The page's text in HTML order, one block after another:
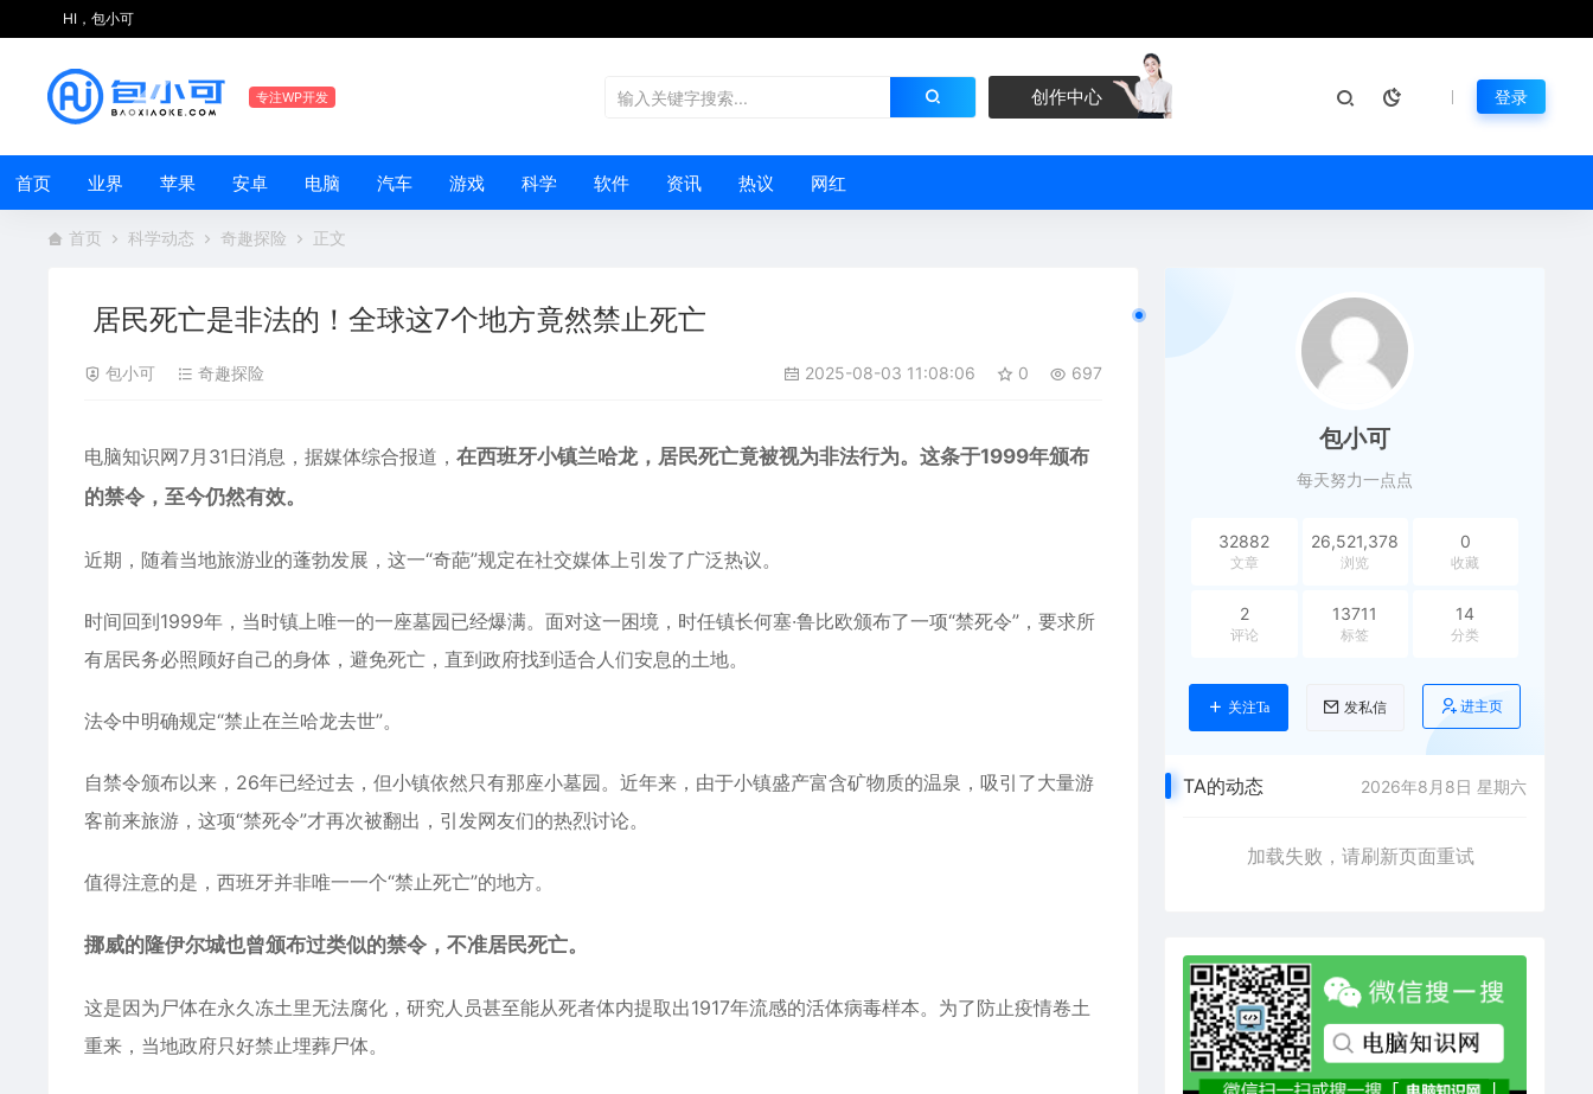
HI，包小可
专注WP开发 创作中心 登录
首页 业界 苹果 安卓 电脑 汽车 游戏 科学 软件 资讯 热议 网红
首页 科学动态 奇趣探险 正文
居民死亡是非法的！全球这7个地方竟然禁止死亡
包小可 奇趣探险 2025-08-03 11:08:06 0 697
电脑知识网7月31日消息，据媒体综合报道， 在西班牙小镇兰哈龙，居民死亡竟被视为非法行为。这条于1999年颁布
的禁令，至今仍然有效。
近期，随着当地旅游业的蓬勃发展，这一“奇葩”规定在社交媒体上引发了广泛热议。
时间回到1999年，当时镇上唯一的一座墓园已经爆满。面对这一困境，时任镇长何塞·鲁比欧颁布了一项“禁死令”，要求所
有居民务必照顾好自己的身体，避免死亡，直到政府找到适合人们安息的土地。
法令中明确规定“禁止在兰哈龙去世”。
自禁令颁布以来，26年已经过去，但小镇依然只有那座小墓园。近年来，由于小镇盛产富含矿物质的温泉，吸引了大量游
客前来旅游，这项“禁死令”才再次被翻出，引发网友们的热烈讨论。
值得注意的是，西班牙并非唯一一个“禁止死亡”的地方。
挪威的隆伊尔城也曾颁布过类似的禁令，不准居民死亡。
这是因为尸体在永久冻土里无法腐化，研究人员甚至能从死者体内提取出1917年流感的活体病毒样本。为了防止疫情卷土
重来，当地政府只好禁止埋葬尸体。
包小可
每天努力一点点
32882
文章
26,521,378
浏览
0
收藏
2
评论
13711
标签
14
分类
关注Ta 发私信 进主页
TA的动态 2026年8月8日 星期六
加载失败，请刷新页面重试